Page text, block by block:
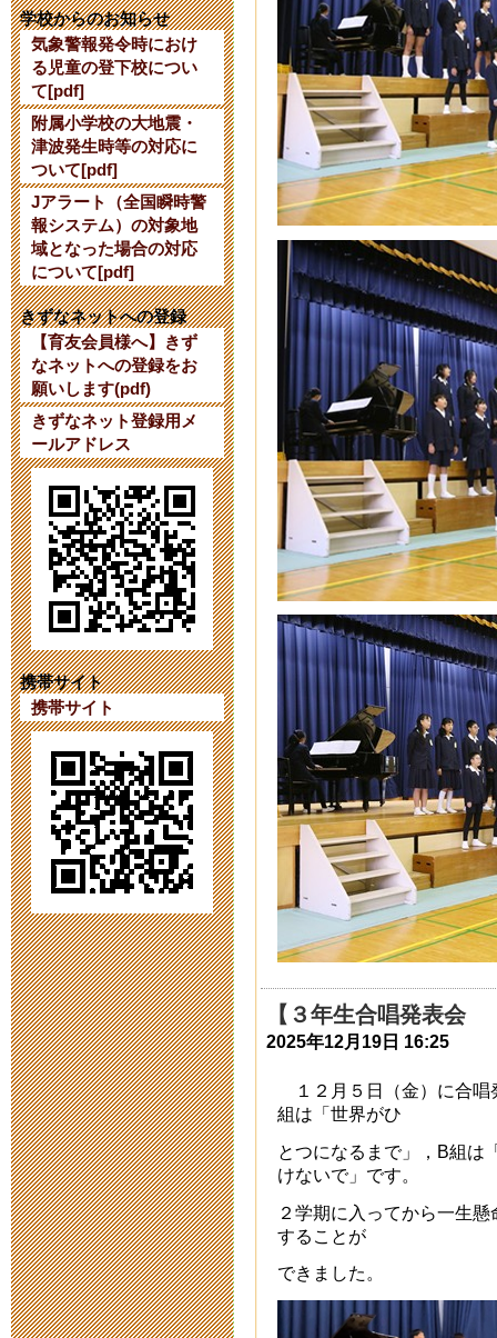
学校からのお知らせ
気象警報発令時におけ
る児童の登下校につい
て[pdf]
附属小学校の大地震・
津波発生時等の対応に
ついて[pdf]
Jアラート（全国瞬時警
報システム）の対象地
域となった場合の対応
について[pdf]
きずなネットへの登録
【育友会員様へ】きず
なネットへの登録をお
願いします(pdf)
きずなネット登録用メ
ールアドレス
携帯サイト
携帯サイト
【令和７年
て】
2024年6月 3日
令和６年度使
2024年2月27日
令和６年度
2023年10月 7日
【10/13】河
ています。
2023年9月 7日
【第４１次（
2023年8月 1日
【第４１次（
2023年7月18日
育友会の活動
2023年6月26日
令和６年度第
2023年6月 1日
【１年生】校
2022年12月 7日
令和５年度入
2022年10月 8日
第 4１次公開
2022年8月29日
令和５年度第
2022年6月 1日
【３年生合唱発表会
2025年12月19日 16:25
１２月５日（金）に合唱
組は「世界がひ
とつになるまで」，B組は
けないで」です。
２学期に入ってから一生
することが
できました。